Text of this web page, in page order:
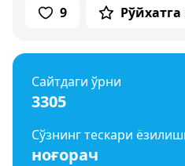
9
Сайтдаги ўрни
3305
Сўзнинг тескари
ноғорач